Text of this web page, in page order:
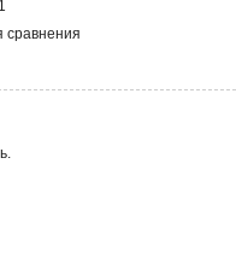
сравнения